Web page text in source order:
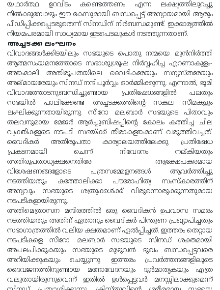
യഥാര്‍ത്ഥ ഉറവിടം കണ്ടെത്തണം എന്ന ലക്ഷ്യത്തിലുറച്ചു
നില്‍ക്കുമ്പോഴും ഈ കേസുമായി ബന്ധപ്പെട്ട് അന്യായമായി ആരും
പീഡിപ്പിക്കപ്പെടരുതെന്ന് സിനഡിന് നിര്‍ബന്ധമുണ്ട്. ഇക്കാര്യത്തില്‍
നിയമപരമായി സാധ്യമായ ഇടപെടലുകള്‍ നടത്തുന്നതാണ്.
അച്ചടക്ക ലംഘനം
വിവാദങ്ങള്‍ക്കിടയിലും സഭയുടെ പൊതു നന്മയെ മുന്‍നിര്‍ത്തി
ആത്മസംയമനത്തോടെ സഭാശുശ്രൂഷ നിര്‍വ്വഹിച്ച എറണാകുളം-
അങ്കമാലി അതിരൂപതയിലെ വൈദികരേയും സന്യസ്തരേയും
അല്മായരേയും സിനഡ് നന്ദിപൂര്‍വ്വം ഓര്‍മ്മിക്കുന്നു. എന്നാല്‍, ഭൂമി
വിവാദത്തോടനുബന്ധിച്ചുണ്ടായ പ്രതിഷേധങ്ങളില്‍ പലതും
സഭയില്‍ പാലിക്കേണ്ട അച്ചടക്കത്തിന്റെ സകല സീമകളും
ലംഘിക്കുന്നതായിരുന്നു. സീറോ മലബാര്‍ സഭയുടെ പിതാവും
തലവനുമായ മേജര്‍ ആര്‍ച്ചുബിഷപ്പിന്റെ കോലം കത്തിച്ച ചില
വ്യക്തികളുടെ നടപടി സഭയ്ക്ക് തീരാകളങ്കമാണ് വരുത്തിവച്ചത്.
വൈദികര്‍ അതിരൂപതാ കാര്യാലയത്തിലേക്കു പ്രതിഷേധ
പ്രകടനമായി ചെന്ന് നിവേദനം നല്കിയതും
അതിരൂപതാധ്യക്ഷനെതിരേ ആക്ഷേപകരമായ
വിശേഷണങ്ങളോടെ പത്രസമ്മേളനങ്ങള്‍ ആവര്‍ത്തിച്ചു
നടത്തിയതും കത്തോലിക്കാ പൗരോഹിത്യ സംസ്‌കാരത്തിന്
അന്യവും സഭയുടെ ശത്രുക്കള്‍ക്ക് വിരുന്നൊരുക്കുന്നതുമായ
നടപടികളായിരുന്നു.
അതിമെത്രാസന മന്ദിരത്തില്‍ ഒരു വൈദികന്‍ ഉപവാസ സമരം
നടത്തിയതും അതിന് ഏതാനും വൈദികര്‍ പിന്തുണ പ്രഖ്യാപിച്ചതും
സഭാഗാത്രത്തില്‍ വലിയ ക്ഷതമാണ് ഏല്‍പ്പിച്ചത്. ഇത്തരം തെറ്റായ
നടപടികളെ സീറോ മലബാര്‍ സഭയുടെ സിനഡ് ശക്തമായി
അപലപിക്കുകയും സഭയുടെ മുഴുവന്‍ ദുഖം ബന്ധപ്പെട്ടവരെ
അറിയിക്കുകയും ചെയ്യുന്നു. ഇത്തരം പ്രവര്‍ത്തനങ്ങളിലൂടെ
ദൈവജനത്തിനുണ്ടായ മനോവേദനയും ദുര്‍മാതൃകയും എത്ര
വലുതായിരുന്നുവെന്ന് ഇതില്‍ ഉള്‍പ്പെട്ടവര്‍ മനസ്സിലാക്കുമെന്ന്